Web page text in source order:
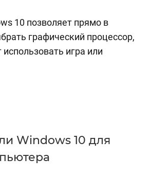
10 позволяет прямо в
графический процессор,
игра или
Windows 10 для